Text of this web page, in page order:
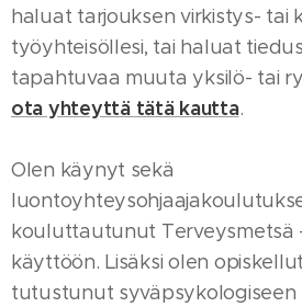
haluat tarjouksen virkistys- tai
työyhteisöllesi, tai haluat
tapahtuvaa muuta yksilö- tai
ota yhteyttä tätä kautta.
Olen käynyt sekä
kouluttautunut Terveysmetsä
käyttöön. Lisäksi olen
tutustunut